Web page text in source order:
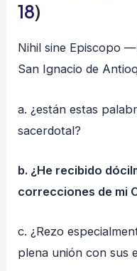
18)
Nihil sine Episcopo
San Ignacio de
a. ¿están estas
sacerdotal?
b. ¿He recibido
correcciones de mi
c. ¿Rezo
plena unión con sus